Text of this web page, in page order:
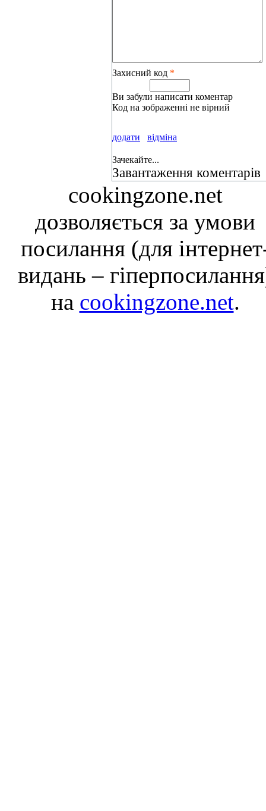
Захисний код *
Ви забули написати коментар
Код на зображенні не вірний
додати відміна
Зачекайте...
Завантаження коментарів
cookingzone.net
дозволяється за умови
посилання (для
видань –
на cookingzone.net.